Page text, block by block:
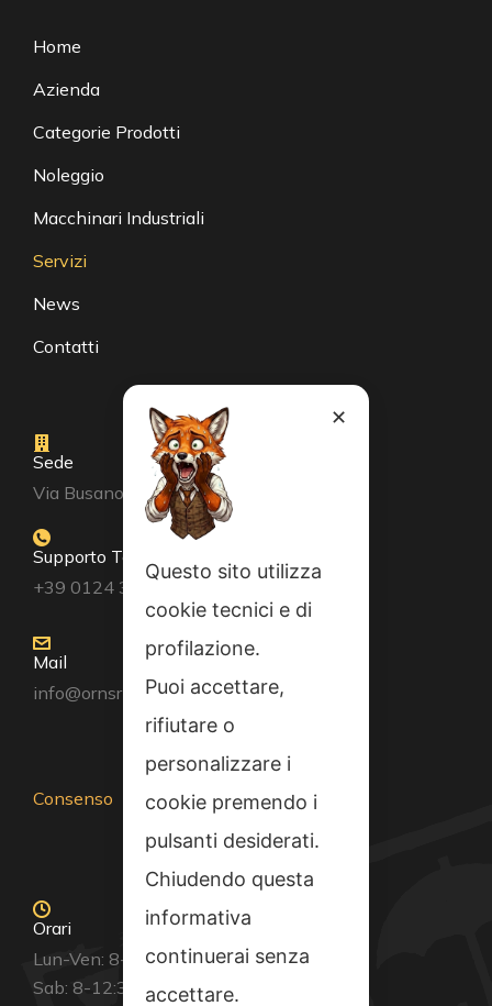
Home
Azienda
Categorie Prodotti
Noleggio
Macchinari Industriali
Servizi
News
Contatti
Sede
Via Busano, 56, Favria (TO)
Supporto Tecnico
+39 0124 34071
Mail
info@ornsrl.it
Consenso
Orari
Lun-Ven: 8-12:30 14-19
Sab: 8-12:30
✕
Questo sito utilizza
cookie tecnici e di
profilazione.
Puoi accettare,
rifiutare o
personalizzare i
cookie premendo i
pulsanti desiderati.
Chiudendo questa
informativa
continuerai senza
accettare.